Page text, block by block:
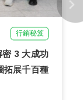
行銷秘笈
3 大成功
拓展千百種